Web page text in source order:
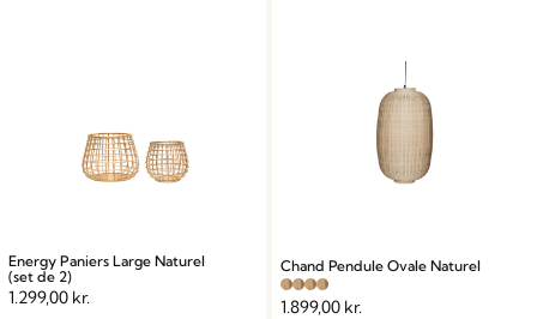
Energy Paniers Large Naturel
(set de 2)
1.299,00 kr.
Chand Pendule Ovale Naturel
1.899,00 kr.